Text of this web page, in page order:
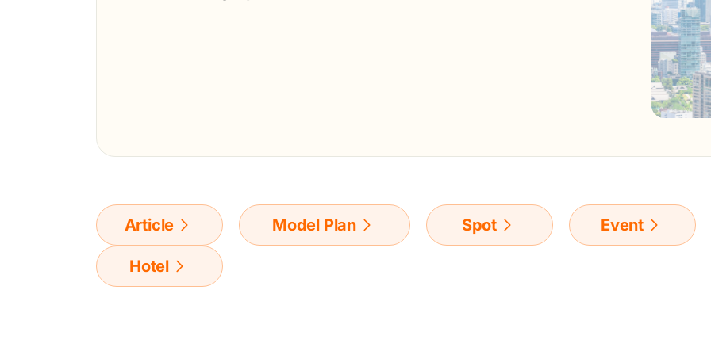
Article Model Plan Spot Event
Hotel